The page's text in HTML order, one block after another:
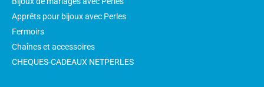
Apprêts pour bijoux avec Perles
Fermoirs
Chaînes et accessoires
CHEQUES-CADEAUX NETPERLES